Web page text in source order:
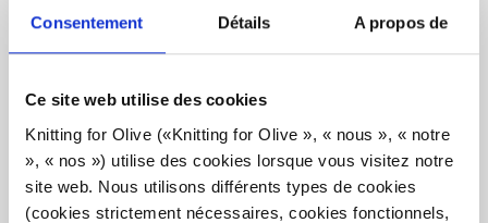
Consentement Détails A propos de
Ce site web utilise des cookies
Knitting for Olive («Knitting for Olive », « nous », « notre
», « nos ») utilise des cookies lorsque vous visitez notre
site web. Nous utilisons différents types de cookies
(cookies strictement nécessaires, cookies fonctionnels,
qui signifie que nous savons exactement de quelles
notre laine.
Tout notre mohair est certifié de manière indépendante
selon la norme Responsible Mohair Standard (RMS),
certifiée par Control Union,
1276494.